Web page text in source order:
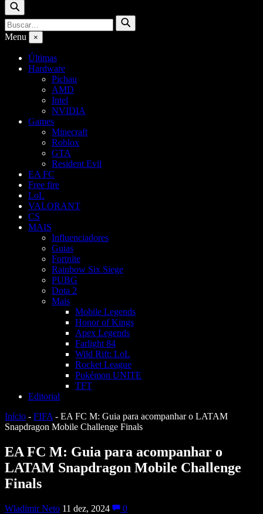
Buscar
Buscar
por:
Buscar
Menu ×
Últimas
Hardware
Pichau
AMD
Intel
NVIDIA
Games
Minecraft
Roblox
GTA
Resident Evil
EA FC
Free fire
LoL
VALORANT
CS
MAIS
Influenciadores
Guias
Fortnite
Rainbow Six Siege
PUBG
Dota 2
Mais
Mobile Legends
Honor of Kings
Apex Legends
Farlight 84
Wild Rift: LoL
Rocket League
Pokémon UNITE
TFT
Editorial
Início - FIFA - EA FC M: Guia para acompanhar o LATAM
Snapdragon Mobile Challenge Finals
EA FC M: Guia para acompanhar o
LATAM Snapdragon Mobile Challenge
Finals
Wladimir Neto 11 dez, 2024
0